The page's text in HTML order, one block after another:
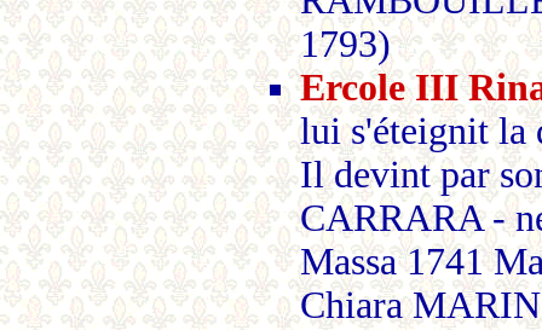
1793)
Ercole III
lui s'éteignit la
Il devint par
CARRARA -
Massa 1741
Chiara